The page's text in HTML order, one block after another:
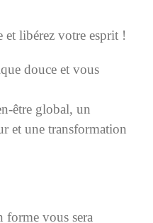
et libérez votre esprit !
douce et vous
être global, un
et une transformation
forme vous sera